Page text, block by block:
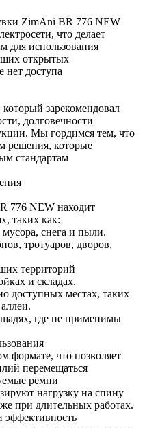
ZimAni BR 776 NEW
что делает
для использования
открытых
нет доступа
зарекомендовал
долговечности
Мы гордимся тем, что
решения, которые
стандартам
776 NEW находит
таких как:
снега и пыли.
тротуаров, дворов,
территорий
и складах.
доступных местах, таких
где не применимы
формате, что позволяет
перемещаться
ремни
нагрузку на спину
при длительных работах.
эффективность